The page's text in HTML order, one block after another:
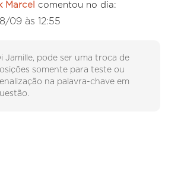
Marcel comentou no dia:
09 às 12:55
Jamille, pode ser uma troca de
somente para teste ou
na palavra-chave em